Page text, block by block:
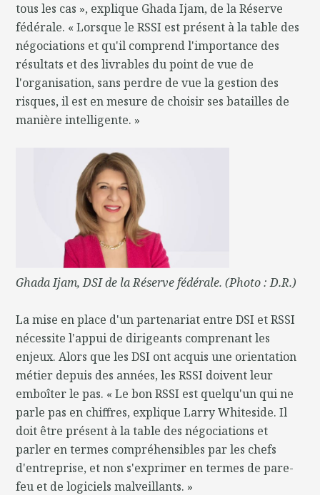
tous les cas », explique Ghada Ijam, de la Réserve
fédérale. « Lorsque le RSSI est présent à la table des
négociations et qu'il comprend l'importance des
résultats et des livrables du point de vue de
l'organisation, sans perdre de vue la gestion des
risques, il est en mesure de choisir ses batailles de
manière intelligente. »
Ghada Ijam, DSI de la Réserve fédérale. (Photo : D.R.)
La mise en place d'un partenariat entre DSI et RSSI
nécessite l'appui de dirigeants comprenant les
enjeux. Alors que les DSI ont acquis une orientation
métier depuis des années, les RSSI doivent leur
emboîter le pas. « Le bon RSSI est quelqu'un qui ne
parle pas en chiffres, explique Larry Whiteside. Il
doit être présent à la table des négociations et
parler en termes compréhensibles par les chefs
d'entreprise, et non s'exprimer en termes de pare-
feu et de logiciels malveillants. »